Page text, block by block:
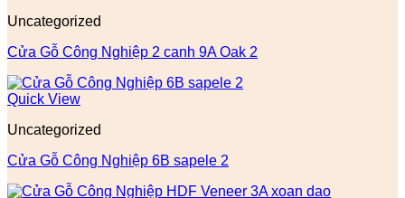
Uncategorized
Cửa Gỗ Công Nghiệp 2 canh 9A Oak 2
Quick View
Uncategorized
Cửa Gỗ Công Nghiệp 6B sapele 2